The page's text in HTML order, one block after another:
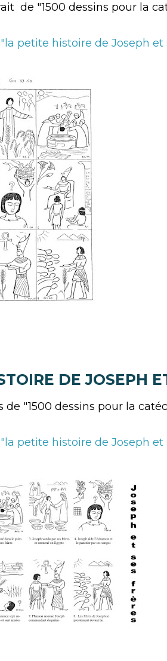
de "1500 dessins pour la
petite histoire de Joseph et
DE JOSEPH
de "1500 dessins pour la
petite histoire de Joseph et